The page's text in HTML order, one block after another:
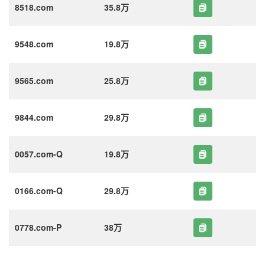
8518.com 35.8万
9548.com 19.8万
9565.com 25.8万
9844.com 29.8万
0057.com-Q 19.8万
0166.com-Q 29.8万
0778.com-P 38万